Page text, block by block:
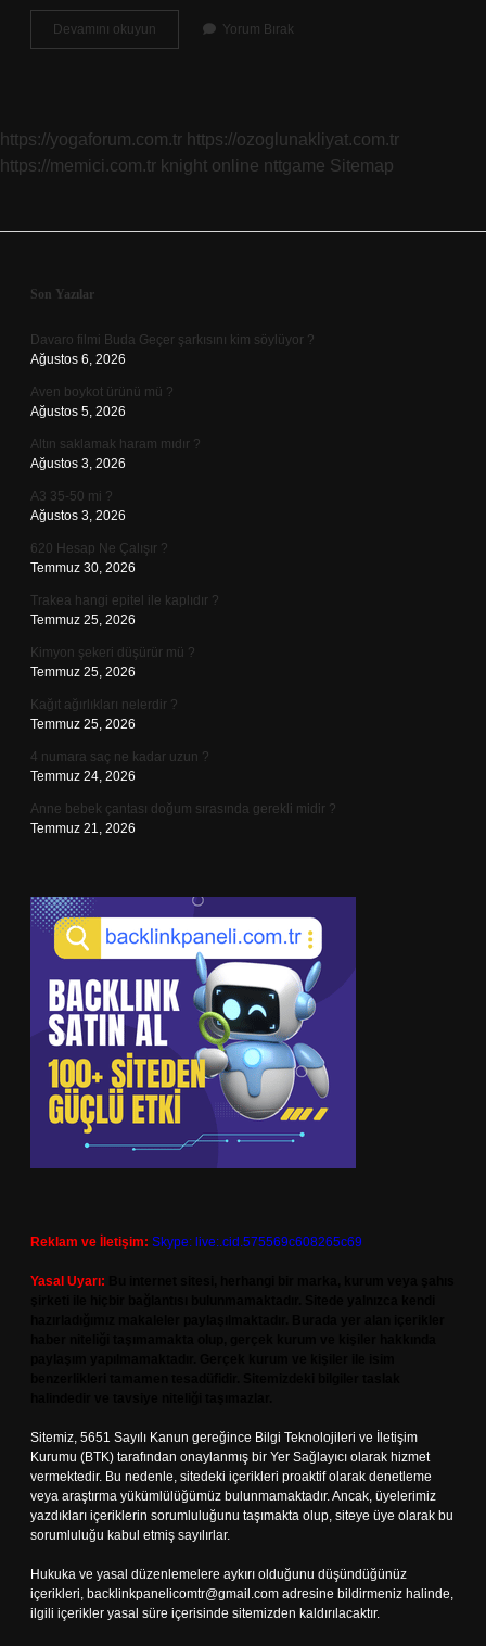
Devamını okuyun
Sector
Yorum Bırak
https://yogaforum.com.tr https://ozoglunakliyat.com.tr
https://memici.com.tr knight online nttgame Sitemap
Sidebar
Son Yazılar
Davaro filmi Buda Geçer şarkısını kim söylüyor ?
Ağustos 6, 2026
Aven boykot ürünü mü ?
Ağustos 5, 2026
Altın saklamak haram mıdır ?
Ağustos 3, 2026
A3 35-50 mi ?
Ağustos 3, 2026
620 Hesap Ne Çalışır ?
Temmuz 30, 2026
Trakea hangi epitel ile kaplıdır ?
Temmuz 25, 2026
Kimyon şekeri düşürür mü ?
Temmuz 25, 2026
Kağıt ağırlıkları nelerdir ?
Temmuz 25, 2026
4 numara saç ne kadar uzun ?
Temmuz 24, 2026
Anne bebek çantası doğum sırasında gerekli midir ?
Temmuz 21, 2026
Reklam ve İletişim: Skype: live:.cid.575569c608265c69
Yasal Uyarı:
Sitemiz, 5651 Sayılı Kanun gereğince Bilgi Teknolojileri ve İletişim
Kurumu (BTK) tarafından onaylanmış bir Yer Sağlayıcı olarak hizmet
vermektedir. Bu nedenle, sitedeki içerikleri proaktif olarak denetleme
veya araştırma yükümlülüğümüz bulunmamaktadır. Ancak, üyelerimiz
yazdıkları içeriklerin sorumluluğunu taşımakta olup, siteye üye olarak bu
sorumluluğu kabul etmiş sayılırlar.
Hukuka ve yasal düzenlemelere aykırı olduğunu düşündüğünüz
içerikleri, backlinkpanelicomtr@gmail.com adresine bildirmeniz halinde,
ilgili içerikler yasal süre içerisinde sitemizden kaldırılacaktır.